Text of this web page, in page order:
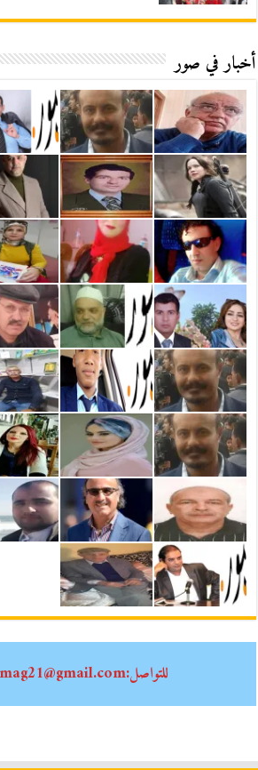
أخبار في صور
للتواصل:oubourmag21@gmail.com